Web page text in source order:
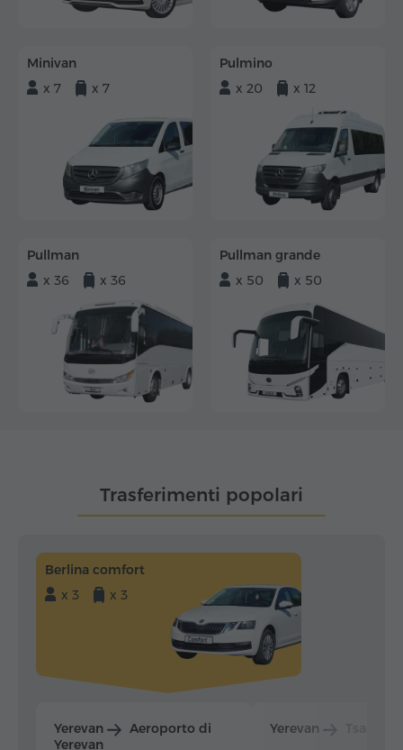
Minivan
x 7
x 7
Pulmino
x 20
x 12
Pullman
x 36
x 36
Pullman grande
x 50
x 50
Trasferimenti popolari
Berlina comfort
x 3
x 3
Yerevan
Aeroporto di
Yerevan
Yerevan